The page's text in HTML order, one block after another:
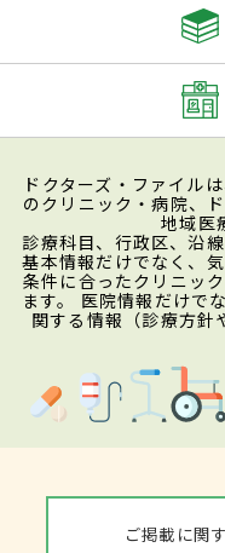
ドクターズ・ファイル
のクリニック・病院、
地域医
診療科目、行政区、沿
基本情報だけでなく、
条件に合ったクリニッ
ます。 医院情報だけで
関する情報（診療方針
ご掲載に関